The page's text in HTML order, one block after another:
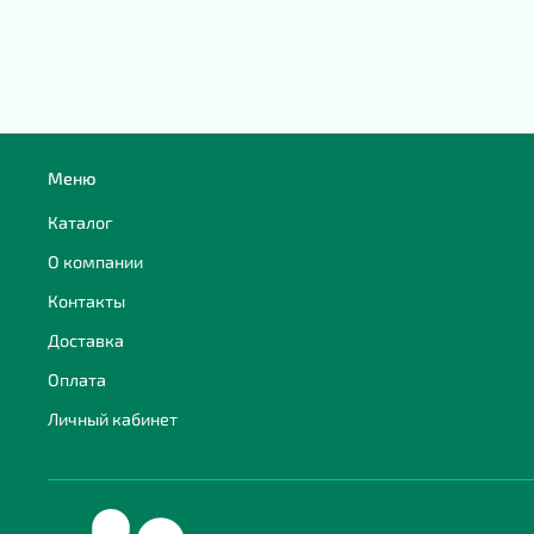
Меню
Каталог
О компании
Контакты
Доставка
Оплата
Личный кабинет